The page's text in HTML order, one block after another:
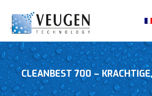
CLEANBEST 700 –